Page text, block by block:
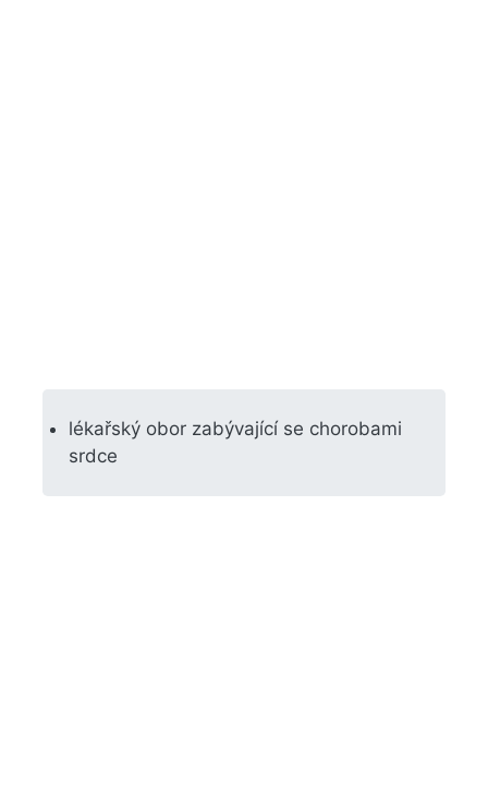
lékařský obor zabývající se chorobami
srdce